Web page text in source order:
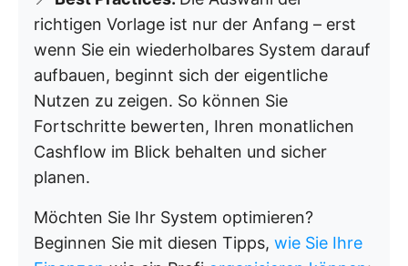
richtigen Vorlage ist nur der Anfang – erst
wenn Sie ein wiederholbares System darauf
aufbauen, beginnt sich der eigentliche
Nutzen zu zeigen. So können Sie
Fortschritte bewerten, Ihren monatlichen
Cashflow im Blick behalten und sicher
planen.
Möchten Sie Ihr System optimieren?
Beginnen Sie mit diesen Tipps, wie Sie Ihre